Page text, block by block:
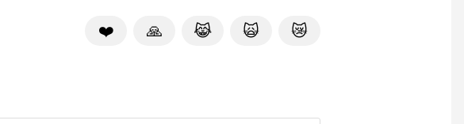
❤️ 🙏 😹 🙀 😿